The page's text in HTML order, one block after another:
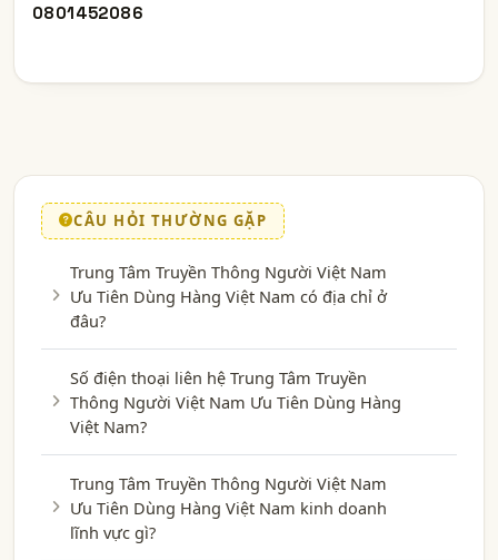
0801452086
CÂU HỎI THƯỜNG GẶP
Trung Tâm Truyền Thông Người Việt Nam
Ưu Tiên Dùng Hàng Việt Nam có địa chỉ ở
đâu?
Số điện thoại liên hệ Trung Tâm Truyền
Thông Người Việt Nam Ưu Tiên Dùng Hàng
Việt Nam?
Trung Tâm Truyền Thông Người Việt Nam
Ưu Tiên Dùng Hàng Việt Nam kinh doanh
lĩnh vực gì?